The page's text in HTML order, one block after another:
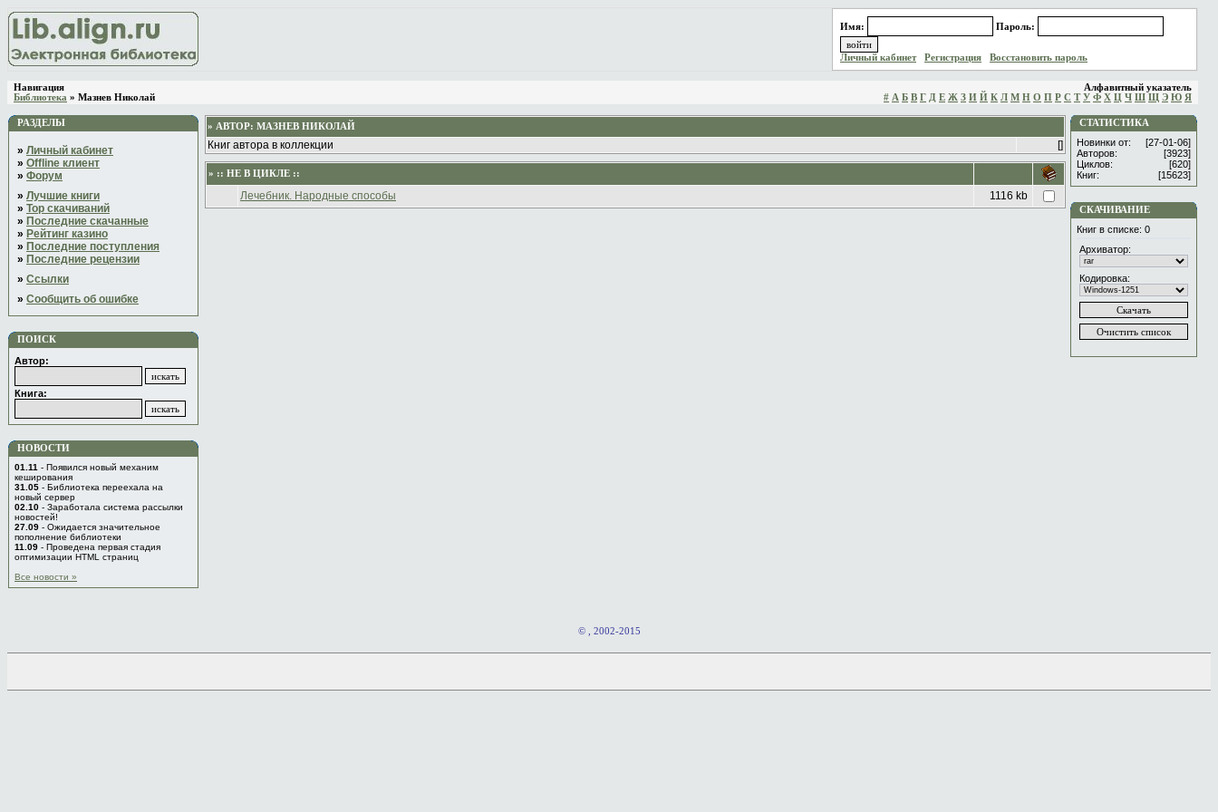
Имя: Пароль:
Личный кабинет Регистрация Восстановить пароль
Навигация
Библиотека » Мазнев Николай
Алфавитный указатель
# А Б В Г Д Е Ж З И Й К Л М Н О П Р С Т У Ф Х Ц Ч Ш Щ Э Ю Я
РАЗДЕЛЫ
» Личный кабинет
» Offline клиент
» Форум
» Лучшие книги
» Top скачиваний
» Последние скачанные
» Рейтинг казино
» Последние поступления
» Последние рецензии
» Ссылки
» Сообщить об ошибке
ПОИСК
Автор:
Книга:
НОВОСТИ
01.11 - Появился новый механим
кеширования
31.05 - Библиотека переехала на
новый сервер
02.10 - Заработала система рассылки
новостей!
27.09 - Ожидается значительное
пополнение библиотеки
11.09 - Проведена первая стадия
оптимизации HTML страниц
Все новости »
» АВТОР: МАЗНЕВ НИКОЛАЙ
Книг автора в коллекции []
» :: НЕ В ЦИКЛЕ ::
Лечебник. Народные способы 1116 kb
СТАТИСТИКА
Новинки от:
[27-01-06]
Авторов:
[3923]
Циклов:
[620]
Книг:
[15623]
СКАЧИВАНИЕ
Книг в списке: 0
Архиватор:
Кодировка:
© , 2002-2015